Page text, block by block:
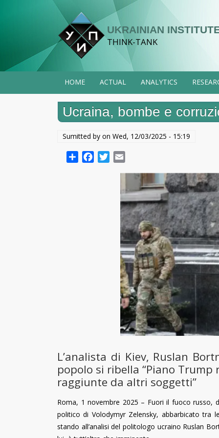
UKRAINIAN
THINK-TANK
HOME ACTUAL ANALYTICS
Ucraina, bombe e
Sumitted by on Wed, 12/03/2025 - 15:19
ShareFacebookTwitter
L’analista di Kiev, Ruslan
popolo si ribella “Piano Trump
raggiunte da altri soggetti”
Roma, 1 novembre 2025 – Fuori il fuoco russo,
politico di Volodymyr Zelensky, abbarbicato tra
stando all’analisi del politologo ucraino Ruslan